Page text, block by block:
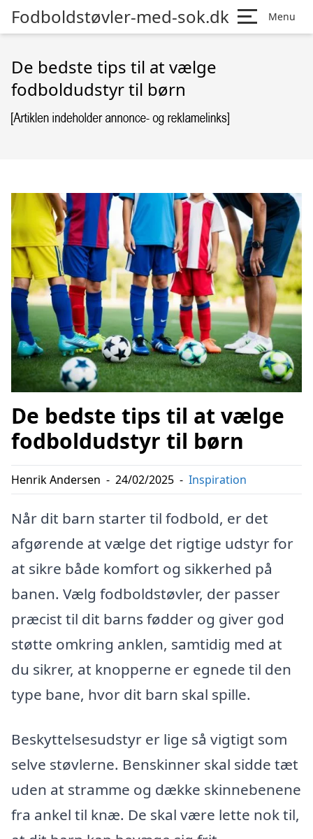
Fodboldstøvler-med-sok.dk Menu
De bedste tips til at vælge
fodboldudstyr til børn
De bedste tips til at vælge
fodboldudstyr til børn
Henrik Andersen - 24/02/2025 - Inspiration
Når dit barn starter til fodbold, er det
afgørende at vælge det rigtige udstyr for
at sikre både komfort og sikkerhed på
banen. Vælg fodboldstøvler, der passer
præcist til dit barns fødder og giver god
støtte omkring anklen, samtidig med at
du sikrer, at knopperne er egnede til den
type bane, hvor dit barn skal spille.
Beskyttelsesudstyr er lige så vigtigt som
selve støvlerne. Benskinner skal sidde tæt
uden at stramme og dække skinnebenene
fra ankel til knæ. De skal være lette nok til,